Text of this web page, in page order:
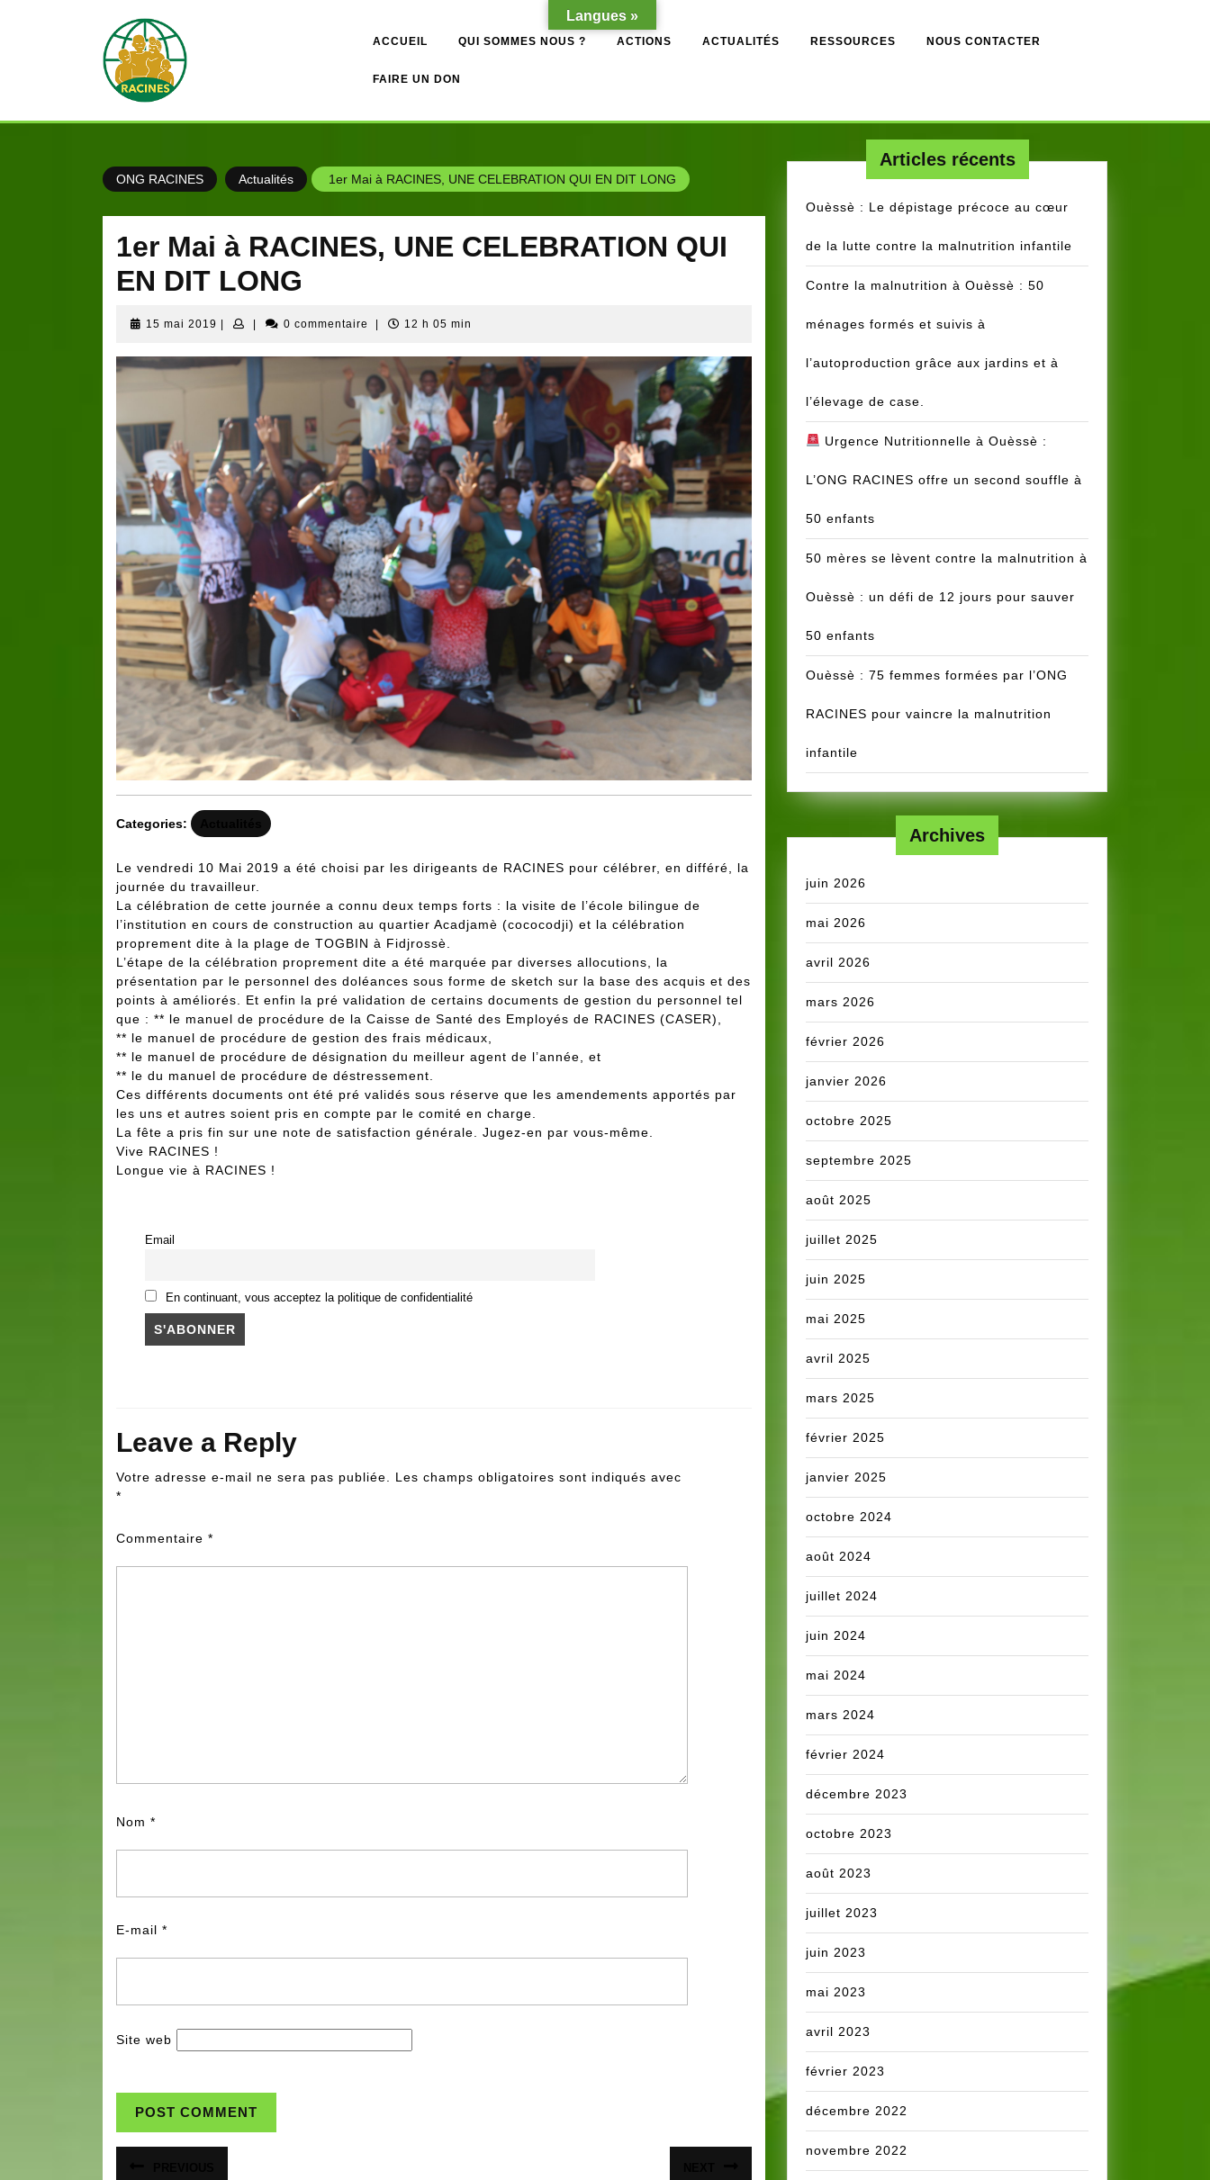
ACCUEIL QUI SOMMES NOUS ? ACTIONS ACTUALITÉS RESSOURCES NOUS CONTACTER
FAIRE UN DON
ONG RACINES Actualités 1er Mai à RACINES, UNE CELEBRATION QUI EN DIT LONG
1er Mai à RACINES, UNE CELEBRATION QUI
EN DIT LONG
15 mai 2019 15
2019
0 commentaire 12 h 05 min
Categories:
Le vendredi 10 Mai 2019 a été choisi par les dirigeants de RACINES pour célébrer, en différé, la
journée du travailleur.
La célébration de cette journée a connu deux temps forts : la visite de l’école bilingue de
l’institution en cours de construction au quartier Acadjamè (cococodji) et la célébration
proprement dite à la plage de TOGBIN à Fidjrossè.
L’étape de la célébration proprement dite a été marquée par diverses allocutions, la
présentation par le personnel des doléances sous forme de sketch sur la base des acquis et des
points à améliorés. Et enfin la pré validation de certains documents de gestion du personnel tel
que : ** le manuel de procédure de la Caisse de Santé des Employés de RACINES (CASER),
** le manuel de procédure de gestion des frais médicaux,
** le manuel de procédure de désignation du meilleur agent de l’année, et
** le du manuel de procédure de déstressement.
Ces différents documents ont été pré validés sous réserve que les amendements apportés par
les uns et autres soient pris en compte par le comité en charge.
La fête a pris fin sur une note de satisfaction générale. Jugez-en par vous-même.
Vive RACINES !
Longue vie à RACINES !
Email
En continuant, vous acceptez la politique de confidentialité
Leave a Reply
Votre adresse e-mail ne sera pas publiée. Les champs obligatoires sont indiqués avec
*
Commentaire *
Nom *
E-mail *
Site web
Articles récents
Ouèssè : Le dépistage précoce au cœur
de la lutte contre la malnutrition infantile
Contre la malnutrition à Ouèssè : 50
ménages formés et suivis à
l’autoproduction grâce aux jardins et à
l’élevage de case.
Urgence Nutritionnelle à Ouèssè :
L’ONG RACINES offre un second souffle à
50 enfants
50 mères se lèvent contre la malnutrition à
Ouèssè : un défi de 12 jours pour sauver
50 enfants
Ouèssè : 75 femmes formées par l’ONG
RACINES pour vaincre la malnutrition
infantile
Archives
juin 2026
mai 2026
avril 2026
mars 2026
février 2026
janvier 2026
octobre 2025
septembre 2025
août 2025
juillet 2025
juin 2025
mai 2025
avril 2025
mars 2025
février 2025
janvier 2025
octobre 2024
août 2024
juillet 2024
juin 2024
mai 2024
mars 2024
février 2024
décembre 2023
octobre 2023
août 2023
juillet 2023
juin 2023
mai 2023
avril 2023
février 2023
décembre 2022
novembre 2022
Langues »